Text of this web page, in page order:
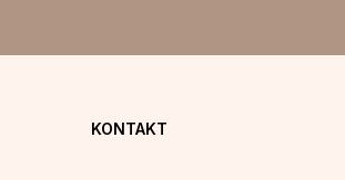
KONTAKT